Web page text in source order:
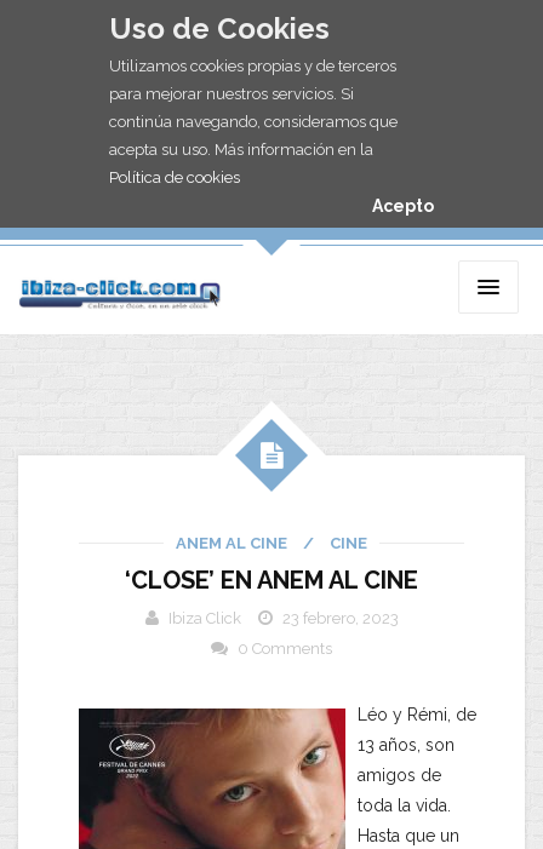
Uso de Cookies
Utilizamos cookies propias y de terceros
para mejorar nuestros servicios. Si
continúa navegando, consideramos que
acepta su uso. Más información en la
Política de cookies
Acepto
ANEM AL CINE / CINE
‘CLOSE’ EN ANEM AL CINE
Ibiza Click
23 febrero, 2023
0 Comments
Léo y Rémi, de
13 años, son
amigos de
toda la vida.
Hasta que un